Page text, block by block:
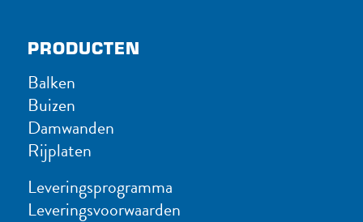
PRODUC​TEN
Balken
Buizen
Damwanden
Rijplaten
Leveringsprogramma
Leveringsvoorwaarden